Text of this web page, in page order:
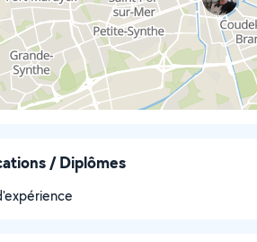
/ Diplômes